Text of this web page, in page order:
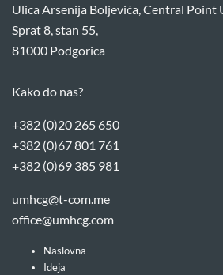
Ulica Arsenija Boljevića, Central Point
Sprat 8, stan 55,
81000 Podgorica
Kako do nas?
+382 (0)20 265 650
+382 (0)67 801 761
+382 (0)69 385 981
umhcg@t-com.me
office@umhcg.com
Naslovna
Ideja